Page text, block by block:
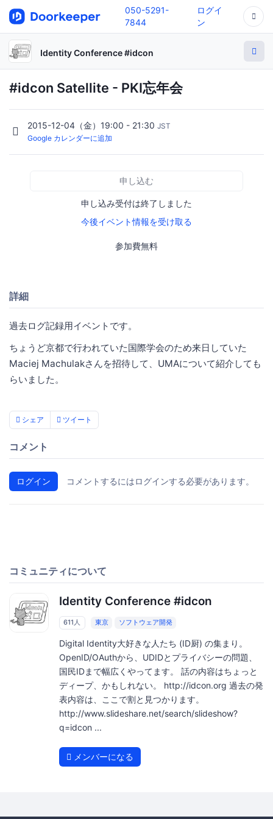
050-5291-
7844
ログイ
ン
Identity Conference #idcon
#idcon Satellite - PKI忘年会
2015-12-04（金）19:00 - 21:30 JST
Google カレンダーに追加
申し込む
申し込み受付は終了しました
今後イベント情報を受け取る
参加費無料
詳細
過去ログ記録用イベントです。
ちょうど京都で行われていた国際学会のため来日していた
Maciej Machulakさんを招待して、UMAについて紹介しても
らいました。
シェア ツイート
コメント
ログイン コメントするにはログインする必要があります。
コミュニティについて
Identity Conference #idcon
611人 東京 ソフトウェア開発
Digital Identity大好きな人たち (ID厨) の集まり。
OpenID/OAuthから、UDIDとプライバシーの問題、
国民IDまで幅広くやってます。 話の内容はちょっと
ディープ、かもしれない。 http://idcon.org 過去の発
表内容は、ここで割と見つかります。
http://www.slideshare.net/search/slideshow?
q=idcon ...
メンバーになる